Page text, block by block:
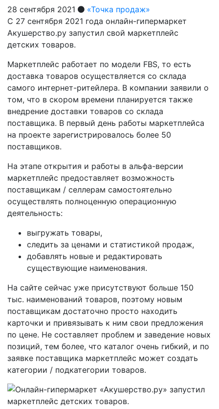
28 сентября 2021
«Точка продаж»
С 27 сентября 2021 года онлайн-гипермаркет
Акушерство.ру запустил свой маркетплейс
детских товаров.
Маркетплейс работает по модели FBS, то есть
доставка товаров осуществляется со склада
самого интернет-ритейлера. В компании заявили о
том, что в скором времени планируется также
внедрение доставки товаров со склада
поставщика. В первый день работы маркетплейса
на проекте зарегистрировалось более 50
поставщиков.
На этапе открытия и работы в альфа-версии
маркетплейс предоставляет возможность
поставщикам / селлерам самостоятельно
осуществлять полноценную операционную
деятельность:
выгружать товары,
следить за ценами и статистикой продаж,
добавлять новые и редактировать
существующие наименования.
На сайте сейчас уже присутствуют больше 150
тыс. наименований товаров, поэтому новым
поставщикам достаточно просто находить
карточки и привязывать к ним свои предложения
по цене. Не составляет проблем и заведение новых
позиций, тем более, что каталог очень гибкий, и по
заявке поставщика маркетплейс может создать
категории / подкатегории товаров.